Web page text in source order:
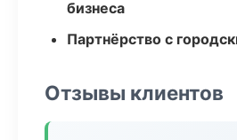
бизнеса
Партнёрство с
Отзывы клиентов